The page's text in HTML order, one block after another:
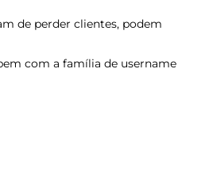
de perder clientes, podem
com a família de username